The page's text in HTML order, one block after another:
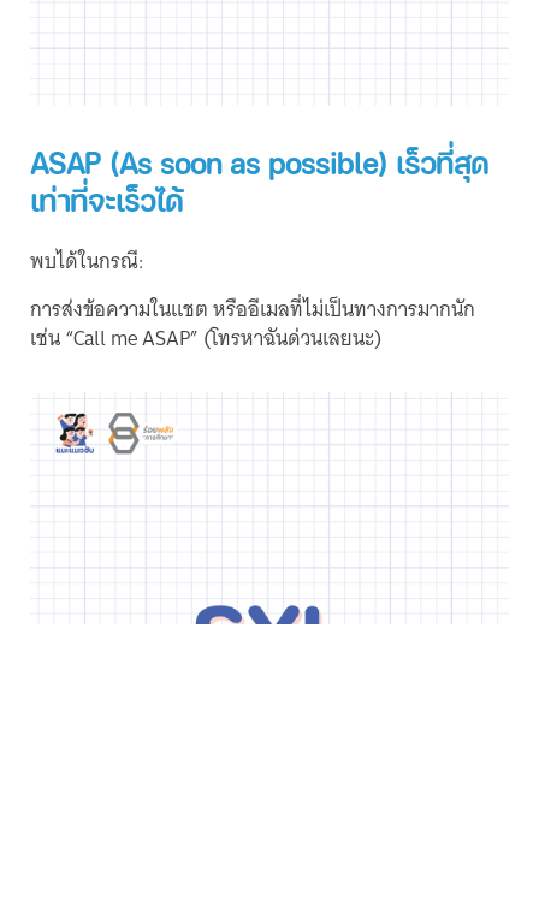
ASAP (As soon as possible) เร็วที่สุด
เท่าที่จะเร็วได้
พบได้ในกรณี:
การส่งข้อความในแชต หรืออีเมลที่ไม่เป็นทางการมากนัก
เช่น “Call me ASAP” (โทรหาฉันด่วนเลยนะ)